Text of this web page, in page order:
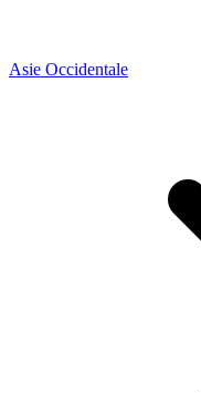
Asie Occidentale